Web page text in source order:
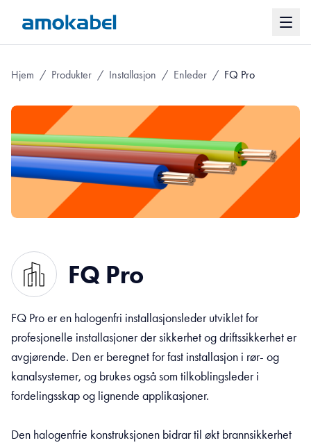
Hjem / Produkter / Installasjon / Enleder / FQ Pro
FQ Pro
FQ Pro er en halogenfri installasjonsleder utviklet for
profesjonelle installasjoner der sikkerhet og driftssikkerhet er
avgjørende. Den er beregnet for fast installasjon i rør- og
kanalsystemer, og brukes også som tilkoblingsleder i
fordelingsskap og lignende applikasjoner.
Den halogenfrie konstruksjonen bidrar til økt brannsikkerhet